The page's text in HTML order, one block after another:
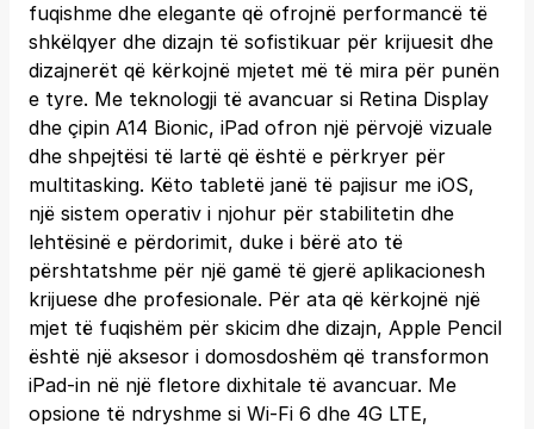
fuqishme dhe elegante që ofrojnë performancë të
shkëlqyer dhe dizajn të sofistikuar për krijuesit dhe
dizajnerët që kërkojnë mjetet më të mira për punën
e tyre. Me teknologji të avancuar si Retina Display
dhe çipin A14 Bionic, iPad ofron një përvojë vizuale
dhe shpejtësi të lartë që është e përkryer për
multitasking. Këto tabletë janë të pajisur me iOS,
një sistem operativ i njohur për stabilitetin dhe
lehtësinë e përdorimit, duke i bërë ato të
përshtatshme për një gamë të gjerë aplikacionesh
krijuese dhe profesionale. Për ata që kërkojnë një
mjet të fuqishëm për skicim dhe dizajn, Apple Pencil
është një aksesor i domosdoshëm që transformon
iPad-in në një fletore dixhitale të avancuar. Me
opsione të ndryshme si Wi-Fi 6 dhe 4G LTE,